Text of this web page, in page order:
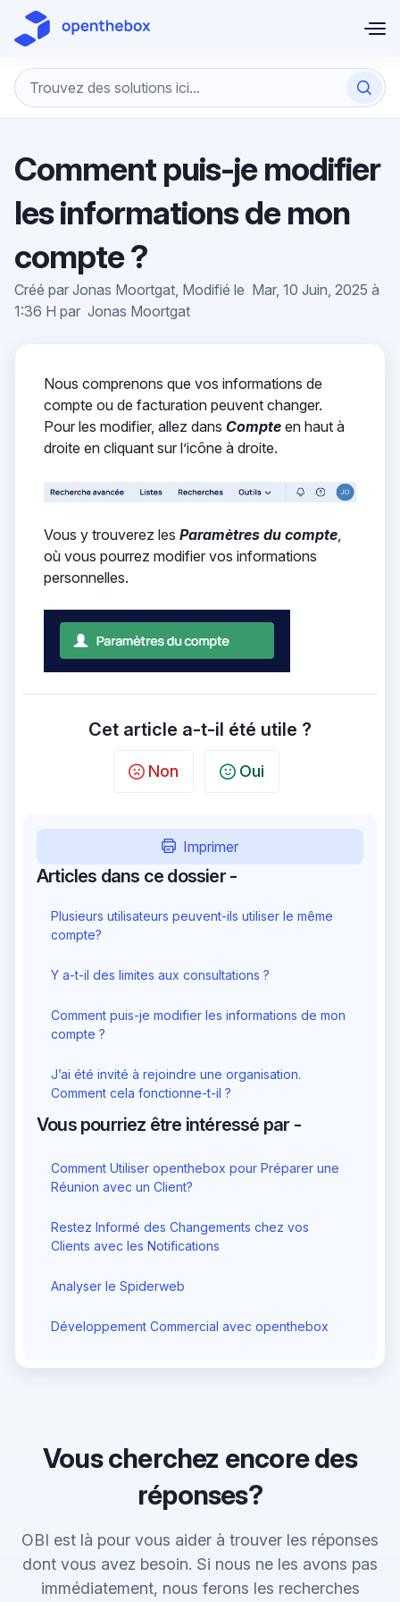
Passer au contenu principal
Comment puis-je modifier
les informations de mon
compte ?
Créé par Jonas Moortgat, Modifié le Mar, 10 Juin, 2025 à
1:36 H par Jonas Moortgat
Nous comprenons que vos informations de
compte ou de facturation peuvent changer.
Pour les modifier, allez dans Compte en haut à
droite en cliquant sur l’icône à droite.
Vous y trouverez les Paramètres du compte,
où vous pourrez modifier vos informations
personnelles.
Cet article a-t-il été utile ?
Non Oui
Imprimer
Articles dans ce dossier -
Plusieurs utilisateurs peuvent-ils utiliser le même
compte?
Y a-t-il des limites aux consultations ?
Comment puis-je modifier les informations de mon
compte ?
J’ai été invité à rejoindre une organisation.
Comment cela fonctionne-t-il ?
Vous pourriez être intéressé par -
Comment Utiliser openthebox pour Préparer une
Réunion avec un Client?
Restez Informé des Changements chez vos
Clients avec les Notifications
Analyser le Spiderweb
Développement Commercial avec openthebox
Vous cherchez encore des
réponses?
OBI est là pour vous aider à trouver les réponses
dont vous avez besoin. Si nous ne les avons pas
immédiatement, nous ferons les recherches